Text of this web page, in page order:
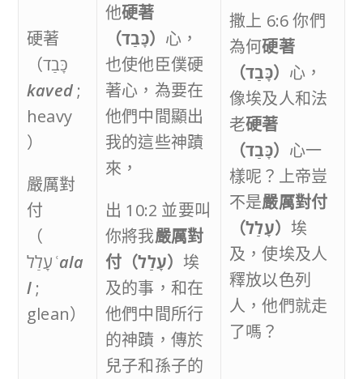
硬著
（כָּבַד
kaved ;
heavy
）
嚴厲對
付
（
עָלַלʿala
l ;
glean）
他硬著
（כָּבַד） 心，
也使他臣僕硬
著心，為要在
他們中間顯出
我的這些神蹟
來，
出 10:2 並要叫
你將我嚴厲對
付 （עָלַל） 埃
及的事，和在
他們中間所行
的神蹟，傳於
兒子和孫子的
撒上 6:6 你們
為何硬著
（כָּבַד） 心，
像埃及人和法
老硬著
（כָּבַד） 心一
樣呢？上帝豈
不是嚴厲對付
（עָלַל） 埃
及，使埃及人
釋放以色列
人，他們就走
了嗎？